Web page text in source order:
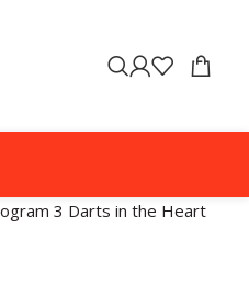
3 Darts in the Heart